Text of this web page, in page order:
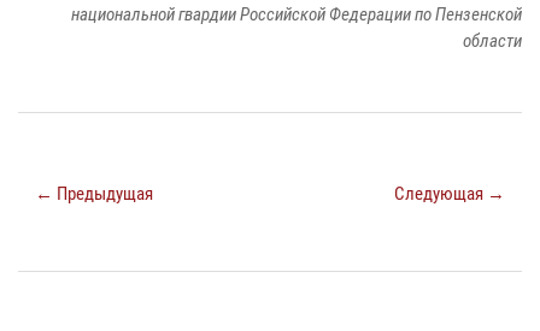
национальной гвардии Российской Федерации по Пензенской
области
← Предыдущая Следующая →